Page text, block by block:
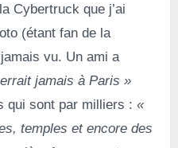
Cybertruck que j’ai
(étant fan de la
vu. Un ami a
jamais à Paris »
qui sont par milliers : «
temples et encore des